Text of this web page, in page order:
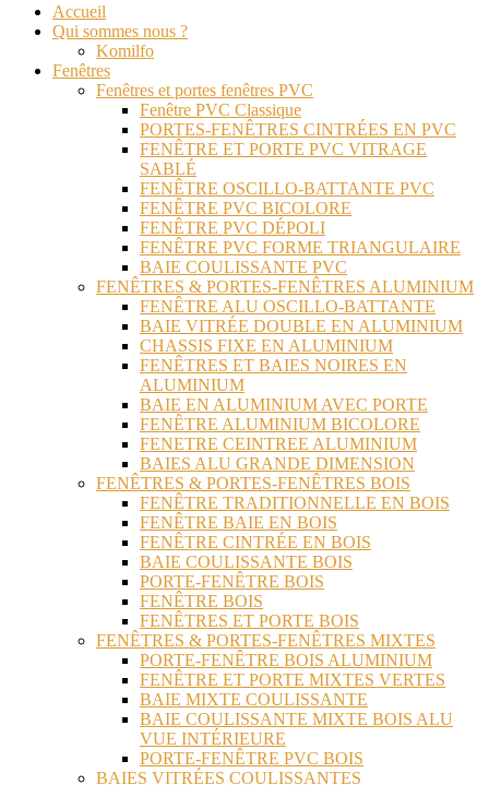
Accueil
Qui sommes nous ?
Komilfo
Fenêtres
Fenêtres et portes fenêtres PVC
Fenêtre PVC Classique
PORTES-FENÊTRES CINTRÉES EN PVC
FENÊTRE ET PORTE PVC VITRAGE
SABLÉ
FENÊTRE OSCILLO-BATTANTE PVC
FENÊTRE PVC BICOLORE
FENÊTRE PVC DÉPOLI
FENÊTRE PVC FORME TRIANGULAIRE
BAIE COULISSANTE PVC
FENÊTRES & PORTES-FENÊTRES ALUMINIUM
FENÊTRE ALU OSCILLO-BATTANTE
BAIE VITRÉE DOUBLE EN ALUMINIUM
CHASSIS FIXE EN ALUMINIUM
FENÊTRES ET BAIES NOIRES EN
ALUMINIUM
BAIE EN ALUMINIUM AVEC PORTE
FENÊTRE ALUMINIUM BICOLORE
FENETRE CEINTREE ALUMINIUM
BAIES ALU GRANDE DIMENSION
FENÊTRES & PORTES-FENÊTRES BOIS
FENÊTRE TRADITIONNELLE EN BOIS
FENÊTRE BAIE EN BOIS
FENÊTRE CINTRÉE EN BOIS
BAIE COULISSANTE BOIS
PORTE-FENÊTRE BOIS
FENÊTRE BOIS
FENÊTRES ET PORTE BOIS
FENÊTRES & PORTES-FENÊTRES MIXTES
PORTE-FENÊTRE BOIS ALUMINIUM
FENÊTRE ET PORTE MIXTES VERTES
BAIE MIXTE COULISSANTE
BAIE COULISSANTE MIXTE BOIS ALU
VUE INTÉRIEURE
PORTE-FENÊTRE PVC BOIS
BAIES VITRÉES COULISSANTES